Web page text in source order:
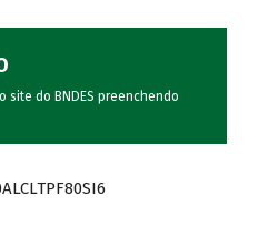
site do BNDES preenchendo